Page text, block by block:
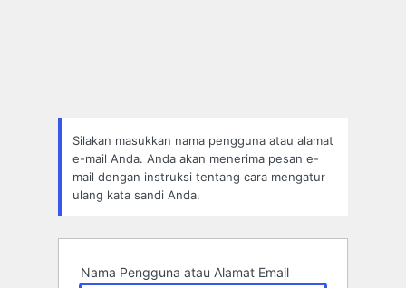
Silakan masukkan nama pengguna atau alamat
e-mail Anda. Anda akan menerima pesan e-
mail dengan instruksi tentang cara mengatur
ulang kata sandi Anda.
Nama Pengguna atau Alamat Email